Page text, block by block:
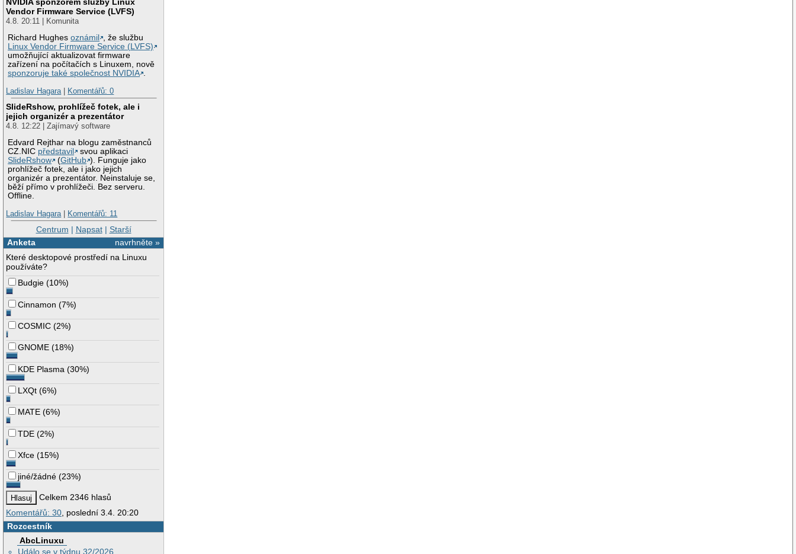
Vendor Firmware Service (LVFS)
4.8. 20:11 | Komunita
Richard Hughesoznámil
, že službu
Linux Vendor Firmware Service (LVFS)
umožňující aktualizovat firmware
zařízení na počítačích s Linuxem, nově
sponzoruje také společnost NVIDIA .
Ladislav Hagara| Komentářů: 0
SlideRshow, prohlížeč fotek, ale i
jejich organizér a prezentátor
4.8. 12:22 | Zajímavý software
Edvard Rejthar na blogu zaměstnanců
CZ.NIC představil
svou aplikaci
SlideRshow
(GitHub ). Funguje jako
prohlížeč fotek, ale i jako jejich
organizér a prezentátor. Neinstaluje se,
běží přímo v prohlížeči. Bez serveru.
Offline.
Ladislav Hagara| Komentářů: 11
Centrum | Napsat| Starší
navrhněte »
Anketa
Které desktopové prostředí na Linuxu
používáte?
Budgie (10%)
Cinnamon (7%)
COSMIC (2%)
GNOME (18%)
KDE Plasma (30%)
LXQt (6%)
MATE (6%)
TDE (2%)
Xfce (15%)
jiné/žádné (23%)
Celkem 2346 hlasů
Komentářů: 30 , poslední 3.4. 20:20
Rozcestník
AbcLinuxu
Událo se v týdnu 32/2026